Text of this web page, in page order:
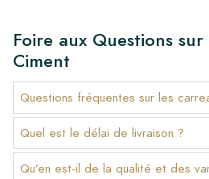
Foire aux Questions
Ciment
Questions fréquentes sur les
Quel est le délai de livraison ?
Qu’en est-il de la qualité et des